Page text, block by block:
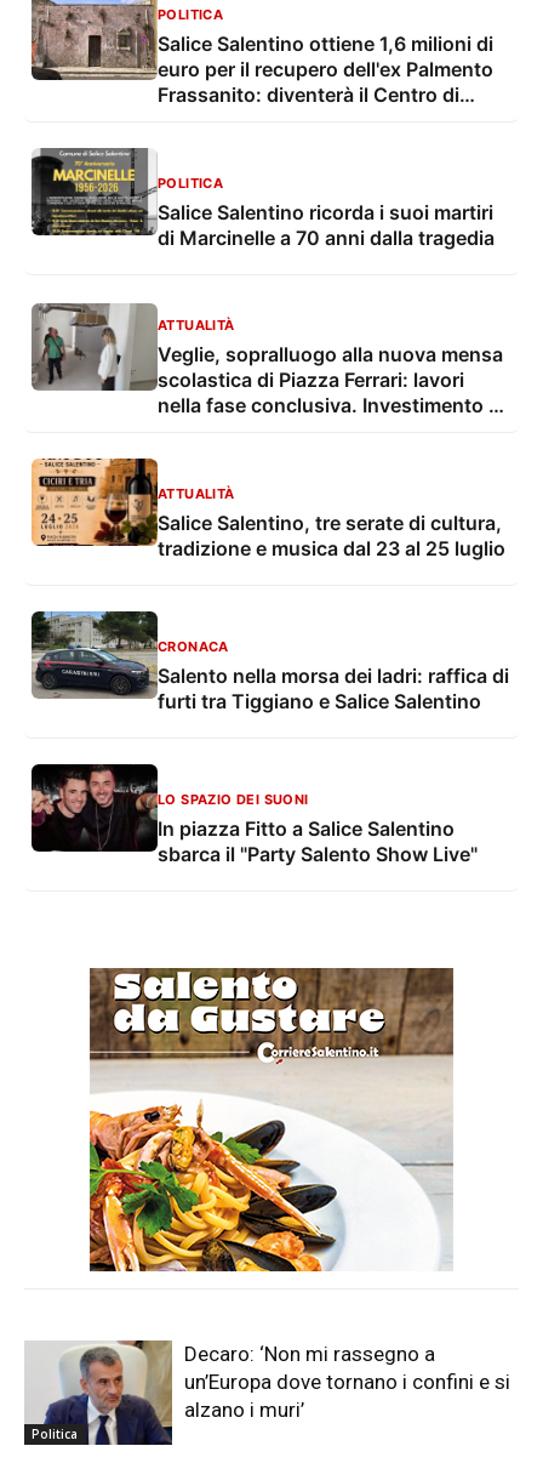
POLITICA
Salice Salentino ottiene 1,6 milioni di
euro per il recupero dell'ex Palmento
Frassanito: diventerà il Centro di
POLITICA
Salice Salentino ricorda i suoi martiri
di Marcinelle a 70 anni dalla tragedia
ATTUALITÀ
Veglie, sopralluogo alla nuova mensa
scolastica di Piazza Ferrari: lavori
nella fase conclusiva. Investimento da
ATTUALITÀ
Salice Salentino, tre serate di cultura,
tradizione e musica dal 23 al 25 luglio
CRONACA
Salento nella morsa dei ladri: raffica di
furti tra Tiggiano e Salice Salentino
LO SPAZIO DEI SUONI
In piazza Fitto a Salice Salentino
sbarca il "Party Salento Show Live"
Politica
Decaro: ‘Non mi rassegno a
un’Europa dove tornano i confini e si
alzano i muri’